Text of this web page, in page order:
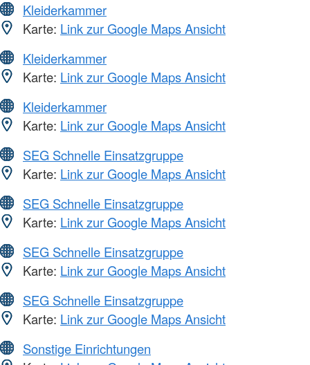
Kleiderkammer
Karte: Link zur Google Maps Ansicht
Kleiderkammer
Karte: Link zur Google Maps Ansicht
Kleiderkammer
Karte: Link zur Google Maps Ansicht
SEG Schnelle Einsatzgruppe
Karte: Link zur Google Maps Ansicht
SEG Schnelle Einsatzgruppe
Karte: Link zur Google Maps Ansicht
SEG Schnelle Einsatzgruppe
Karte: Link zur Google Maps Ansicht
SEG Schnelle Einsatzgruppe
Karte: Link zur Google Maps Ansicht
Sonstige Einrichtungen